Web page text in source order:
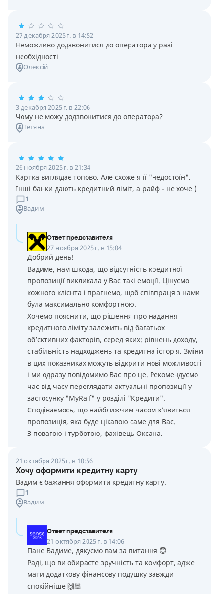
27 декабря 2025 г. в 14:52
Неможливо додзвонитися до оператора у разі
необхідності
Олексій
3 декабря 2025 г. в 22:06
Чому не можу додзвонитися до оператора?
Тетяна
26 ноября 2025 г. в 21:34
Картка виглядає топово. Але схоже я її "недостоїн".
Інші банки дають кредитний ліміт, а райф - не хоче )
1
Вадим
Ответ представителя
27 ноября 2025 г. в 15:04
Добрий день!
Вадиме, нам шкода, що відсутність кредитної
пропозиції викликала у Вас такі емоції. Цінуємо
кожного клієнта і прагнемо, щоб співпраця з нами
була максимально комфортною.
Хочемо пояснити, що рішення про надання
кредитного ліміту залежить від багатьох
об’єктивних факторів, серед яких: рівнень доходу,
стабільність надходжень та кредитна історія. Зміни
в цих показниках можуть відкрити нові можливості
і ми одразу повідомимо Вас про це. Рекомендуємо
час від часу переглядати актуальні пропозиції у
застосунку "MyRaif" у розділі "Кредити".
Сподіваємось, що найближчим часом з’явиться
пропозиція, яка буде цікавою саме для Вас.
З повагою і турботою, фахівець Оксана.
21 октября 2025 г. в 10:56
Хочу оформити кредитну карту
Вадим є бажання оформити кредитну карту.
1
Вадим
Ответ представителя
21 октября 2025 г. в 14:06
Пане Вадиме, дякуємо вам за питання 😇
Раді, що ви обираєте зручність та комфорт, адже
мати додаткову фінансову подушку завжди
спокійніше 🙌🏻